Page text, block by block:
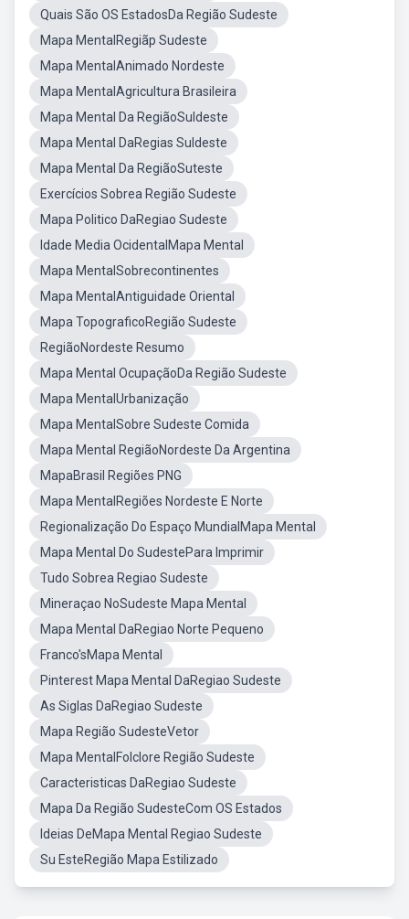
Quais São OS EstadosDa Região Sudeste
Mapa MentalRegiãp Sudeste
Mapa MentalAnimado Nordeste
Mapa MentalAgricultura Brasileira
Mapa Mental Da RegiãoSuldeste
Mapa Mental DaRegias Suldeste
Mapa Mental Da RegiãoSuteste
Exercícios Sobrea Região Sudeste
Mapa Politico DaRegiao Sudeste
Idade Media OcidentalMapa Mental
Mapa MentalSobrecontinentes
Mapa MentalAntiguidade Oriental
Mapa TopograficoRegião Sudeste
RegiãoNordeste Resumo
Mapa Mental OcupaçãoDa Região Sudeste
Mapa MentalUrbanização
Mapa MentalSobre Sudeste Comida
Mapa Mental RegiãoNordeste Da Argentina
MapaBrasil Regiões PNG
Mapa MentalRegiões Nordeste E Norte
Regionalização Do Espaço MundialMapa Mental
Mapa Mental Do SudestePara Imprimir
Tudo Sobrea Regiao Sudeste
Mineraçao NoSudeste Mapa Mental
Mapa Mental DaRegiao Norte Pequeno
Franco'sMapa Mental
Pinterest Mapa Mental DaRegiao Sudeste
As Siglas DaRegiao Sudeste
Mapa Região SudesteVetor
Mapa MentalFolclore Região Sudeste
Caracteristicas DaRegiao Sudeste
Mapa Da Região SudesteCom OS Estados
Ideias DeMapa Mental Regiao Sudeste
Su EsteRegião Mapa Estilizado